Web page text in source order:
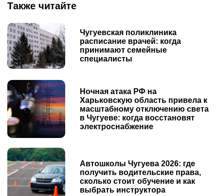
Также читайте
Чугуевская поликлиника
расписание врачей: когда
принимают семейные
специалисты
Ночная атака РФ на
Харьковскую область привела к
масштабному отключению света
в Чугуеве: когда восстановят
электроснабжение
Автошколы Чугуева 2026: где
получить водительские права,
сколько стоит обучение и как
выбрать инструктора